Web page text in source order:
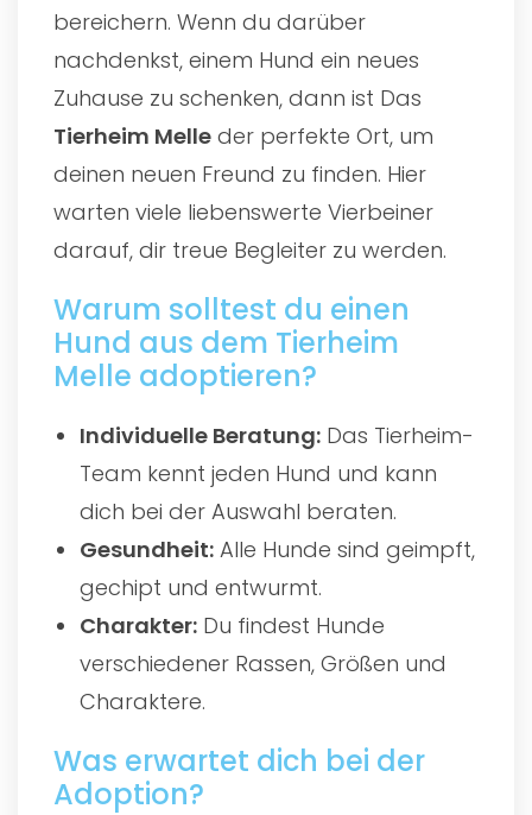
bereichern. Wenn du darüber
nachdenkst, einem Hund ein neues
Zuhause zu schenken, dann ist Das
Tierheim Melle der perfekte Ort, um
deinen neuen Freund zu finden. Hier
warten viele liebenswerte Vierbeiner
darauf, dir treue Begleiter zu werden.
Warum solltest du einen
Hund aus dem Tierheim
Melle adoptieren?
Individuelle Beratung: Das Tierheim-
Team kennt jeden Hund und kann
dich bei der Auswahl beraten.
Gesundheit: Alle Hunde sind geimpft,
gechipt und entwurmt.
Charakter: Du findest Hunde
verschiedener Rassen, Größen und
Charaktere.
Was erwartet dich bei der
Adoption?